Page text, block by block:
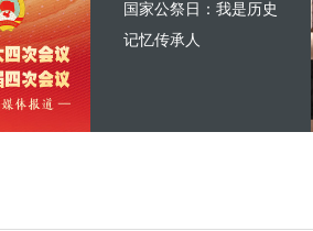
国家公祭日：我是历史
记忆传承人